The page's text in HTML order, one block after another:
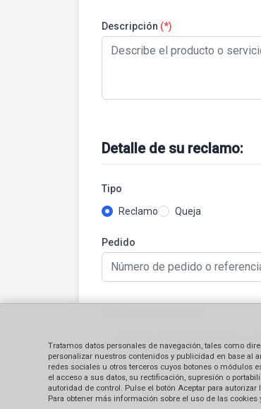
Descripción (*)
Detalle de su reclamo:
Tipo
Reclamo
Queja
Pedido
Tratamos datos personales de navegación, tales como
personalizar nuestros contenidos y publicidad en base al
redes sociales u otros terceros cuyos botones o módulos
el acceso a sus datos, su rectificación, supresión o
autoridad de control. Pulse el botón Aceptar para
Para obtener más información sobre el uso de las